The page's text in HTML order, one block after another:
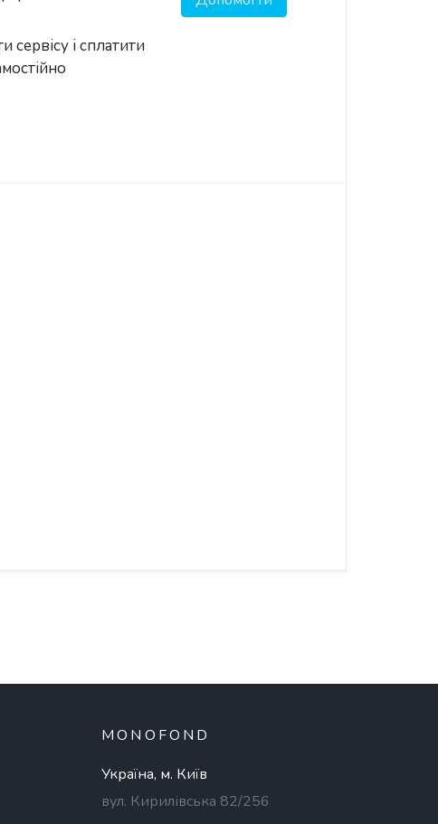
сервісу і сплатити
MONOFOND
Україна, м. Київ
вул. Кирилівська 82/256